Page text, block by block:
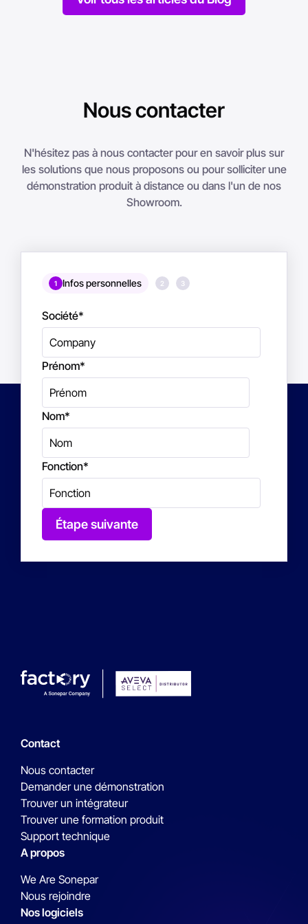
Nous contacter
N'hésitez pas à nous contacter pour en savoir plus sur
les solutions que nous proposons ou pour solliciter une
démonstration produit à distance ou dans l'un de nos
Showroom.
1 Infos personnelles 2 3
Société*
Prénom*
Nom*
Fonction*
Étape suivante
Contact
Nous contacter
Demander une démonstration
Trouver un intégrateur
Trouver une formation produit
Support technique
A propos
We Are Sonepar
Nous rejoindre
Nos logiciels